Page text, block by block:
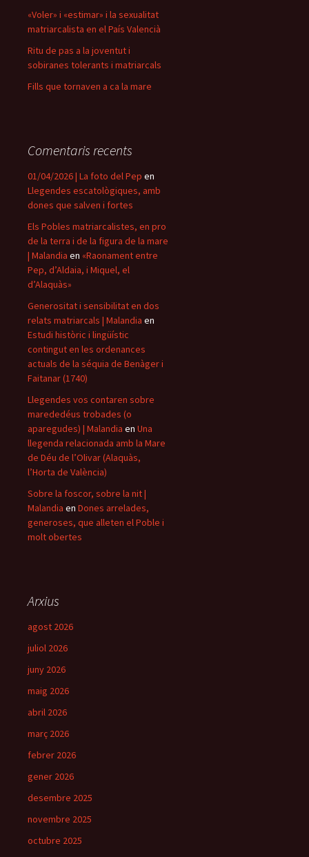
«Voler» i «estimar» i la sexualitat
matriarcalista en el País Valencià
Ritu de pas a la joventut i
sobiranes tolerants i matriarcals
Fills que tornaven a ca la mare
Comentaris recents
01/04/2026 | La foto del Pep en
Llegendes escatològiques, amb
dones que salven i fortes
Els Pobles matriarcalistes, en pro
de la terra i de la figura de la mare
| Malandia en «Raonament entre
Pep, d’Aldaia, i Miquel, el
d’Alaquàs»
Generositat i sensibilitat en dos
relats matriarcals | Malandia en
Estudi històric i lingüístic
contingut en les ordenances
actuals de la séquia de Benàger i
Faitanar (1740)
Llegendes vos contaren sobre
marededéus trobades (o
aparegudes) | Malandia en Una
llegenda relacionada amb la Mare
de Déu de l’Olivar (Alaquàs,
l’Horta de València)
Sobre la foscor, sobre la nit |
Malandia en Dones arrelades,
generoses, que alleten el Poble i
molt obertes
Arxius
agost 2026
juliol 2026
juny 2026
maig 2026
abril 2026
març 2026
febrer 2026
gener 2026
desembre 2025
novembre 2025
octubre 2025